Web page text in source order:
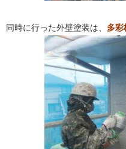
同時に行った外壁塗装は、 多彩